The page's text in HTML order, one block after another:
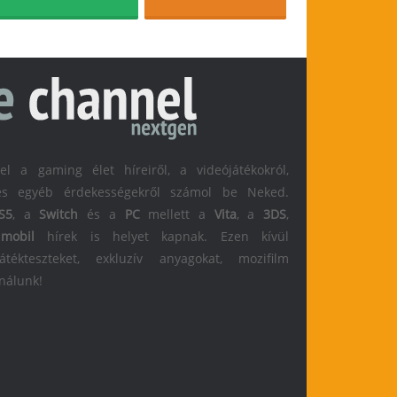
a gaming élet híreiről, a videójátékokról,
egyéb érdekességekről számol be Neked.
, a Switch és a PCmellett a Vita, a 3DS,
mobil
hírek is helyet kapnak. Ezen kívül
exkluzív anyagokat, mozifilm